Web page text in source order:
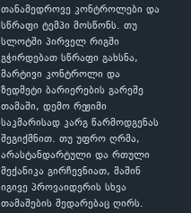
თანამედროვე კონტროლები და
სწრაფი ტემპი მოსწონს. თუ
სლოტში პირველ რიგში
გჭირდებათ სწრაფი გახსნა,
მარტივი კონტროლი და
ზედმეტი ბარიერების გარეშე
თამაში, დემო რეჟიმი
საკმარისად კარგ წარმოდგენას
შეგიქმნით. თუ უფრო ღრმა,
არასტანდარტული და რთული
მექანიკა გირჩევნიათ, მაშინ
იგივე პროვაიდერის სხვა
თამაშების შედარებაც ღირს.